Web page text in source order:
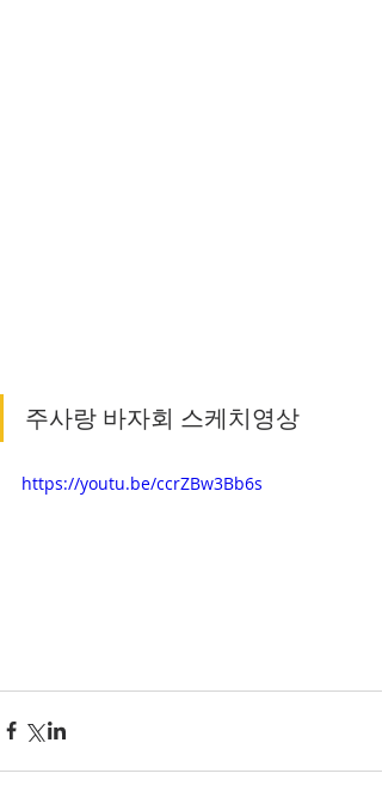
주사랑 바자회 스케치영상
https://youtu.be/ccrZBw3Bb6s